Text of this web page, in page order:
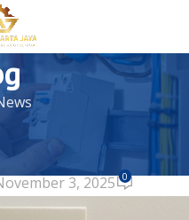
Panel ATS
3, 2025 0